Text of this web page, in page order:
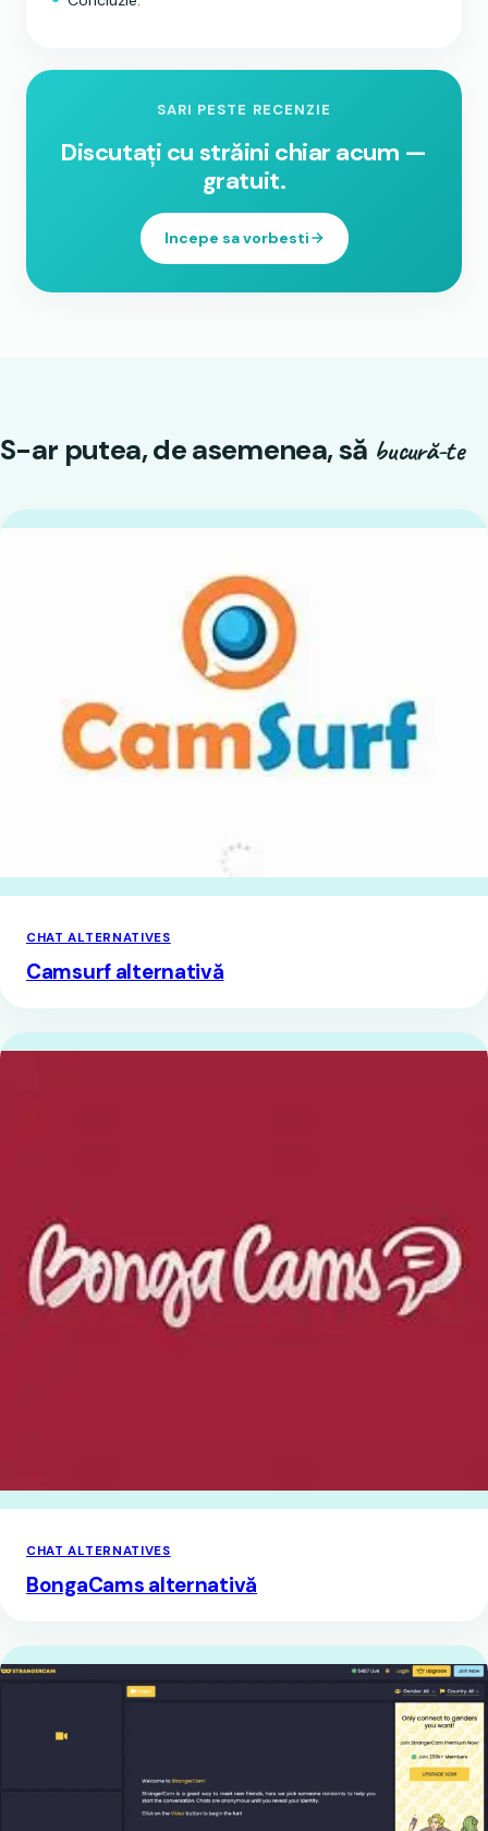
SARI PESTE RECENZIE
Discutați cu străini chiar acum —
gratuit.
Incepe sa vorbesti
S-ar putea, de asemenea, să bucură-te
CHAT ALTERNATIVES
Camsurf alternativă
CHAT ALTERNATIVES
BongaCams alternativă